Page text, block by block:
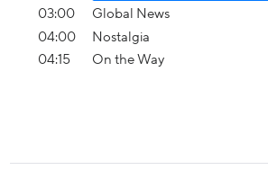
03:00
Global News
04:00
Nostalgia
04:15
On the Way